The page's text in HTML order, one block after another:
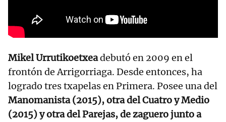
Mikel Urrutikoetxeadebutó en 2009 en el
frontón de Arrigorriaga. Desde entonces, ha
logrado tres txapelas en Primera. Posee una del
Manomanista (2015), otra del Cuatro y Medio
(2015) y otra del Parejas, de zaguero junto a